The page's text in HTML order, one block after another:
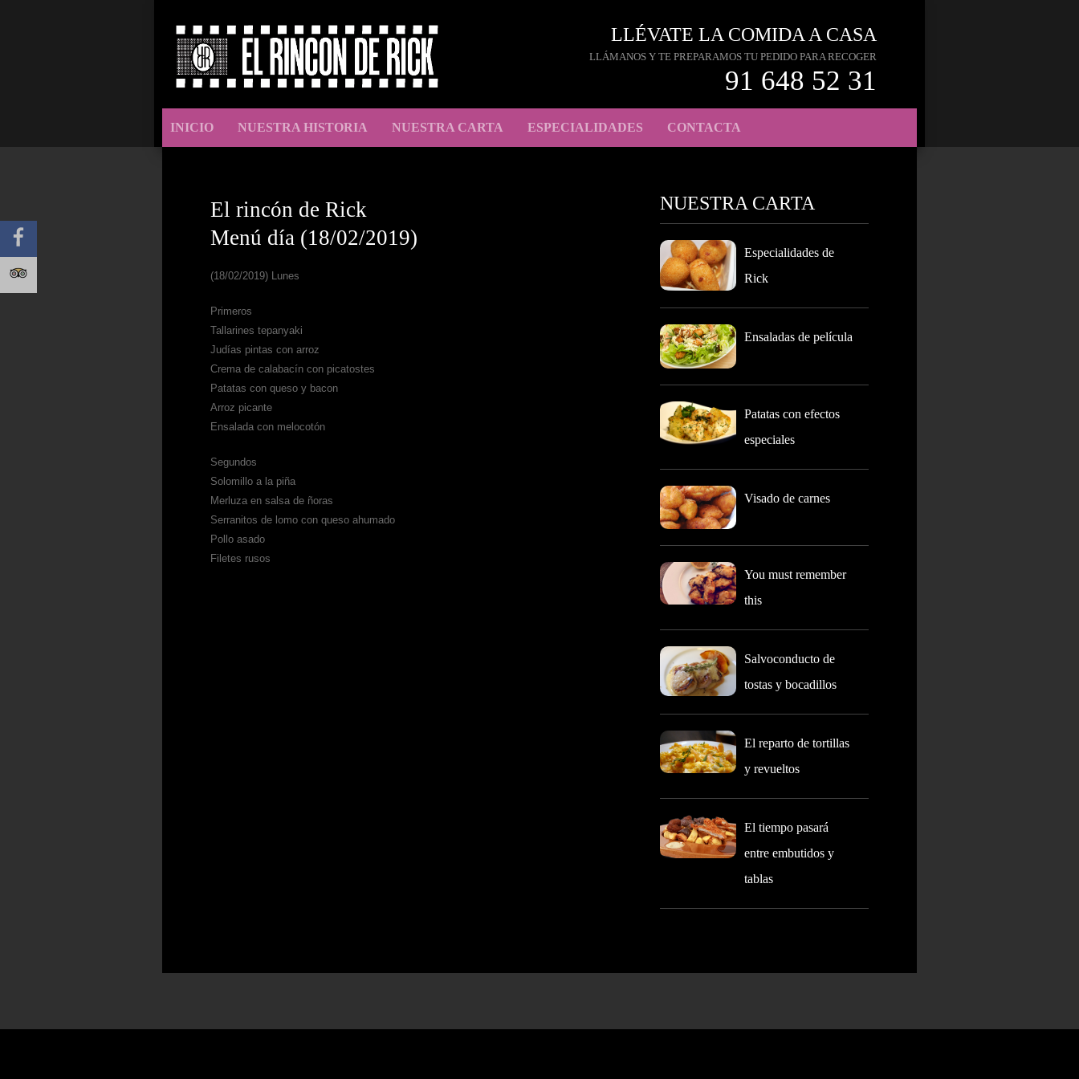
LLÉVATE LA COMIDA A CASA
LLÁMANOS Y TE PREPARAMOS TU PEDIDO PARA RECOGER
91 648 52 31
INICIO NUESTRA HISTORIA NUESTRA CARTA ESPECIALIDADES CONTACTA
El rincón de Rick
Menú día (18/02/2019)
(18/02/2019) Lunes
Primeros
Tallarines tepanyaki
Judías pintas con arroz
Crema de calabacín con picatostes
Patatas con queso y bacon
Arroz picante
Ensalada con melocotón
Segundos
Solomillo a la piña
Merluza en salsa de ñoras
Serranitos de lomo con queso ahumado
Pollo asado
Filetes rusos
NUESTRA CARTA
Especialidades de
Rick
Ensaladas de película
Patatas con efectos
especiales
Visado de carnes
You must remember
this
Salvoconducto de
tostas y bocadillos
El reparto de tortillas
y revueltos
El tiempo pasará
entre embutidos y
tablas